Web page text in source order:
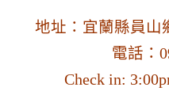
地址：宜蘭縣員山
電話：
Check in: